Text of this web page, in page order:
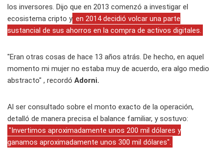
los inversores. Dijo que en 2013 comenzó a investigar el
ecosistema cripto y en 2014 decidió volcar una parte
sustancial de sus ahorros en la compra de activos digitales.
"Eran otras cosas de hace 13 años atrás. De hecho, en aquel
momento mi mujer no estaba muy de acuerdo, era algo medio
abstracto" , recordó Adorni.
Al ser consultado sobre el monto exacto de la operación,
detalló de manera precisa el balance familiar, y sostuvo:
"Invertimos aproximadamente unos 200 mil dólares y
ganamos aproximadamente unos 300 mil dólares".